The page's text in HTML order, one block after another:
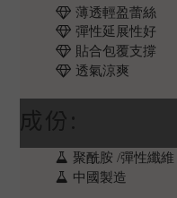
薄透輕盈蕾絲
彈性延展性好
貼合包覆支撐
透氣涼爽
成份:
聚酰胺 /彈性纖維
中國製造